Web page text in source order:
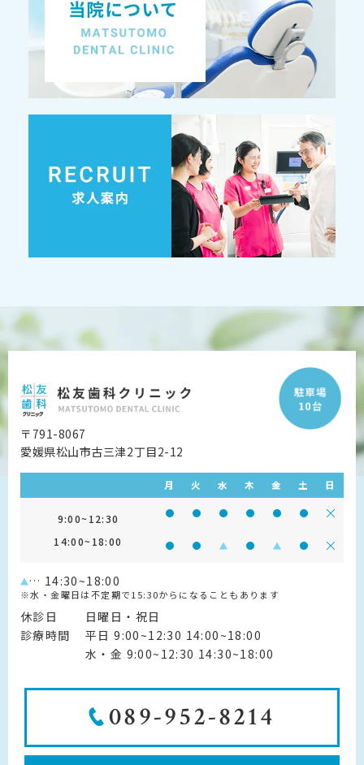
〒791-8067
愛媛県松山市古三津2丁目2-12
月 火 水 木 金 土 日
9:00~12:30 診療時間 9:00~12:30
診療時間 9:00~12:30
診療時間 9:00~12:30
診療時間 9:00~12:30
診療時間診療時
14:00~18:00 診療時間 14:00~18:00
診療時間 14:00~18:00
診療時間 14:00~18:00
診療時間診療時間診療時
… 14:30~18:00
※水・金曜日は不定期で15:30からになることもあります
休診日
日曜日・祝日
診療時間
平日 9:00~12:30 14:00~18:00
水・金 9:00~12:30 14:30~18:00
089-952-8214